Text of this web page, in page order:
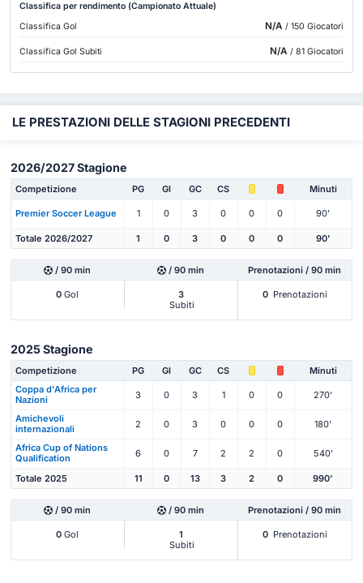
Classifica per rendimento (Campionato Attuale)
Classifica Gol
N/A / 150 Giocatori
Classifica Gol Subiti N/A / 81 Giocatori
LE PRESTAZIONI DELLE STAGIONI PRECEDENTI
2026/2027 Stagione
Competizione PG Gl GC CS Minuti
Premier Soccer League 1 0 3 0 0 0 90'
Totale 2026/2027 1 0 3 0 0 0 90'
/ 90 min / 90 min Prenotazioni / 90 min
0 Gol
3
Subiti
0 Prenotazioni
2025 Stagione
Competizione PG Gl GC CS
Minuti
Coppa d'Africa per
Nazioni
3 0 3 1 0 0 270'
Amichevoli
internazionali
2 0 3 0 0 0 180'
Africa Cup of Nations
Qualification
6 0 7 2 2 0 540'
Totale 2025 11 0 13 3 2 0 990'
/ 90 min / 90 min Prenotazioni / 90 min
0 Gol
1
Subiti
0 Prenotazioni